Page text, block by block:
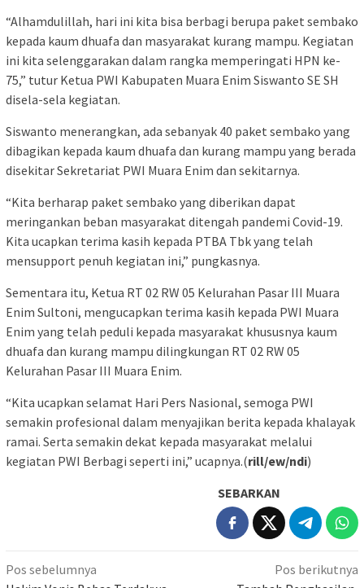
“Alhamdulillah, hari ini kita bisa berbagi berupa paket sembako
kepada kaum dhuafa dan masyarakat kurang mampu. Kegiatan
ini kita selenggarakan dalam rangka memperingati HPN ke-
75,” tutur Ketua PWI Kabupaten Muara Enim Siswanto SE SH
disela-sela kegiatan.
Siswanto menerangkan, ada sebanyak 40 paket sembako yang
dibagikan kepada kaum dhuafa dan kurang mampu yang berada
disekitar Sekretariat PWI Muara Enim dan sekitarnya.
“Kita berharap paket sembako yang diberikan dapat
meringankan beban masyarakat ditengah pandemi Covid-19.
Kita ucapkan terima kasih kepada PTBA Tbk yang telah
mensupport penuh kegiatan ini,” pungkasnya.
Sementara itu, Ketua RT 02 RW 05 Kelurahan Pasar III Muara
Enim Sultoni, mengucapkan terima kasih kepada PWI Muara
Enim yang telah peduli kepada masyarakat khususnya kaum
dhuafa dan kurang mampu dilingkungan RT 02 RW 05
Kelurahan Pasar III Muara Enim.
“Kita ucapkan selamat Hari Pers Nasional, semoga PWI
semakin profesional dalam menyajikan berita kepada khalayak
ramai. Serta semakin dekat kepada masyarakat melalui
kegiatan PWI Berbagi seperti ini,” ucapnya.(rill/ew/ndi)
SEBARKAN
Navigasi
Pos sebelumnya
Pos berikutnya